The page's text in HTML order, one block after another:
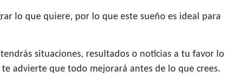
lo que quiere, por lo que este sueño es ideal para
situaciones, resultados o noticias a tu favor lo
advierte que todo mejorará antes de lo que crees.